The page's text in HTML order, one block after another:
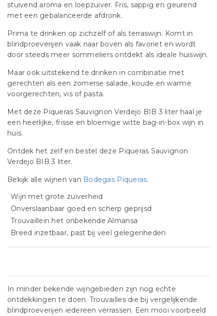
stuivend aroma en loepzuiver. Fris, sappig en geurend
met een gebalanceerde afdronk.
Prima te drinken op zichzelf of als terraswijn. Komt in
blindproeverijen vaak naar boven als favoriet en wordt
door steeds meer sommeliers ontdekt als ideale huiswijn.
Maar ook uitstekend te drinken in combinatie met
gerechten als een zomerse salade, koude en warme
voorgerechten, vis of pasta.
Met deze Piqueras Sauvignon Verdejo BIB 3 liter haal je
een heerlijke, frisse en bloemige witte bag-in-box wijn in
huis.
Ontdek het zelf en bestel deze Piqueras Sauvignon
Verdejo BIB 3 liter.
Bekijk alle wijnen van Bodegas Piqueras.
Wijn met grote zuiverheid
Onverslaanbaar goed en scherp geprijsd
Trouvaillein het onbekende Almansa
Breed inzetbaar, past bij veel gelegenheden
In minder bekende wijngebieden zijn nog echte
ontdekkingen te doen. Trouvailles die bij vergelijkende
blindproeverijen iedereen verrassen. Een mooi voorbeeld